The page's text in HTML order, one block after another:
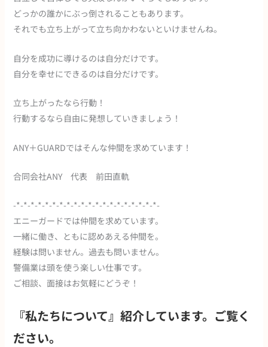
どっかの誰かにぶっ倒されることもあります。
それでも立ち上がって立ち向かわないといけませんね。
自分を成功に導けるのは自分だけです。
自分を幸せにできるのは自分だけです。
立ち上がったなら行動！
行動するなら自由に発想していきましょう！
ANY＋GUARDではそんな仲間を求めています！
合同会社ANY 代表 前田直軌
-*-*-*-*-*-*-*-*-*-*-*-*-*-*-*-*-*-*-*-*-
エニーガードでは仲間を求めています。
一緒に働き、ともに認めあえる仲間を。
経験は問いません。過去も問いません。
警備業は頭を使う楽しい仕事です。
ご相談、面接はお気軽にどうぞ！
『私たちについて』紹介しています。ご覧く
ださい。